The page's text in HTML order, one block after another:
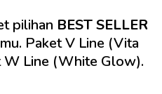
pilihan BEST SELLER
Paket V Line (Vita
W Line (White Glow).